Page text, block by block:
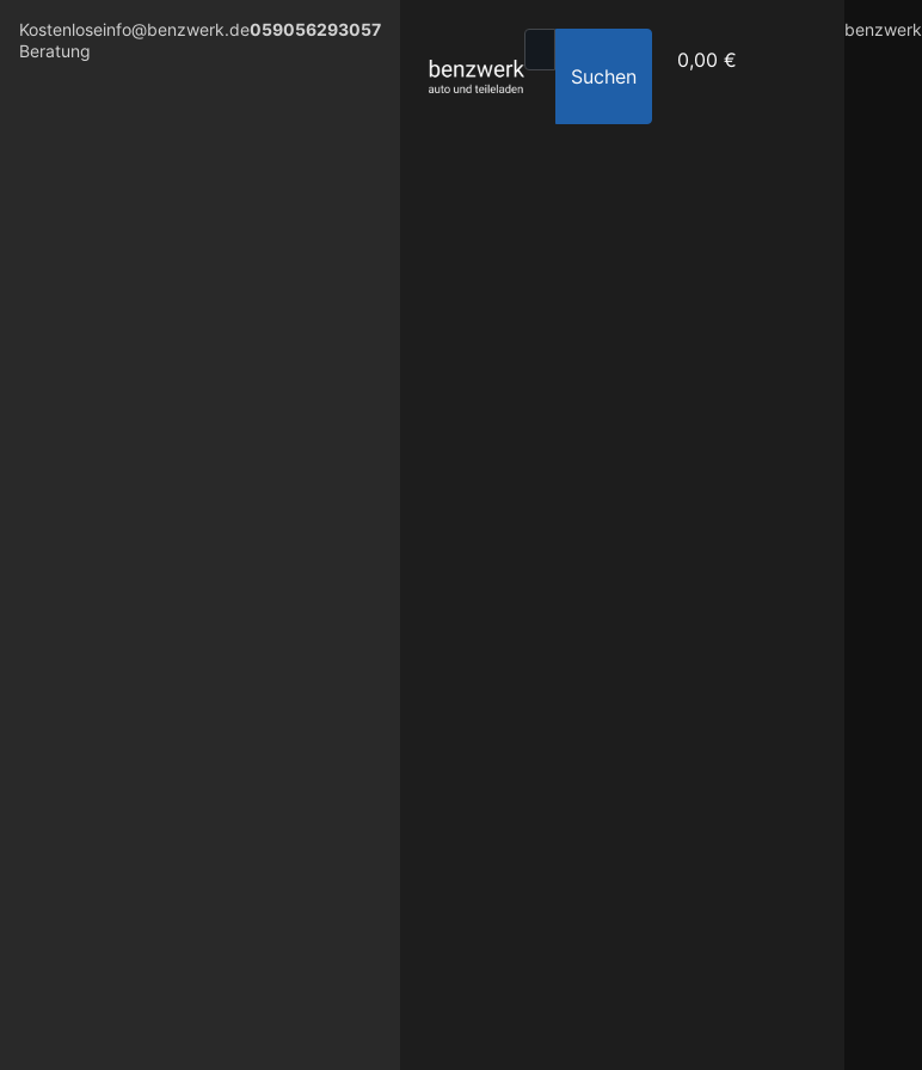
Kostenlose
Beratung
info@benzwerk.de059056293057
Suchen
0,00 €
benzwerk